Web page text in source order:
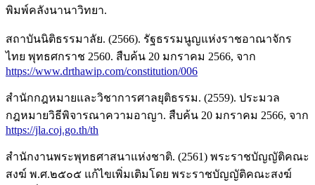
พิมพ์คลังนานาวิทยา.
สถาบันนิติธรรมาลัย. (2566). รัฐธรรมนูญแห่งราชอาณาจักร
ไทย พุทธศกราช 2560. สืบค้น 20 มกราคม 2566, จาก
https://www.drthawip.com/constitution/006
สำนักกฎหมายและวิชาการศาลยุติธรรม. (2559). ประมวล
กฎหมายวิธีพิจารณาความอาญา. สืบค้น 20 มกราคม 2566, จาก
https://jla.coj.go.th/th
สำนักงานพระพุทธศาสนาแห่งชาติ. (2561) พระราชบัญญัติคณะ
สงฆ์ พ.ศ.๒๕๐๕ แก้ไขเพิ่มเติมโดย พระราชบัญญัติคณะสงฆ์